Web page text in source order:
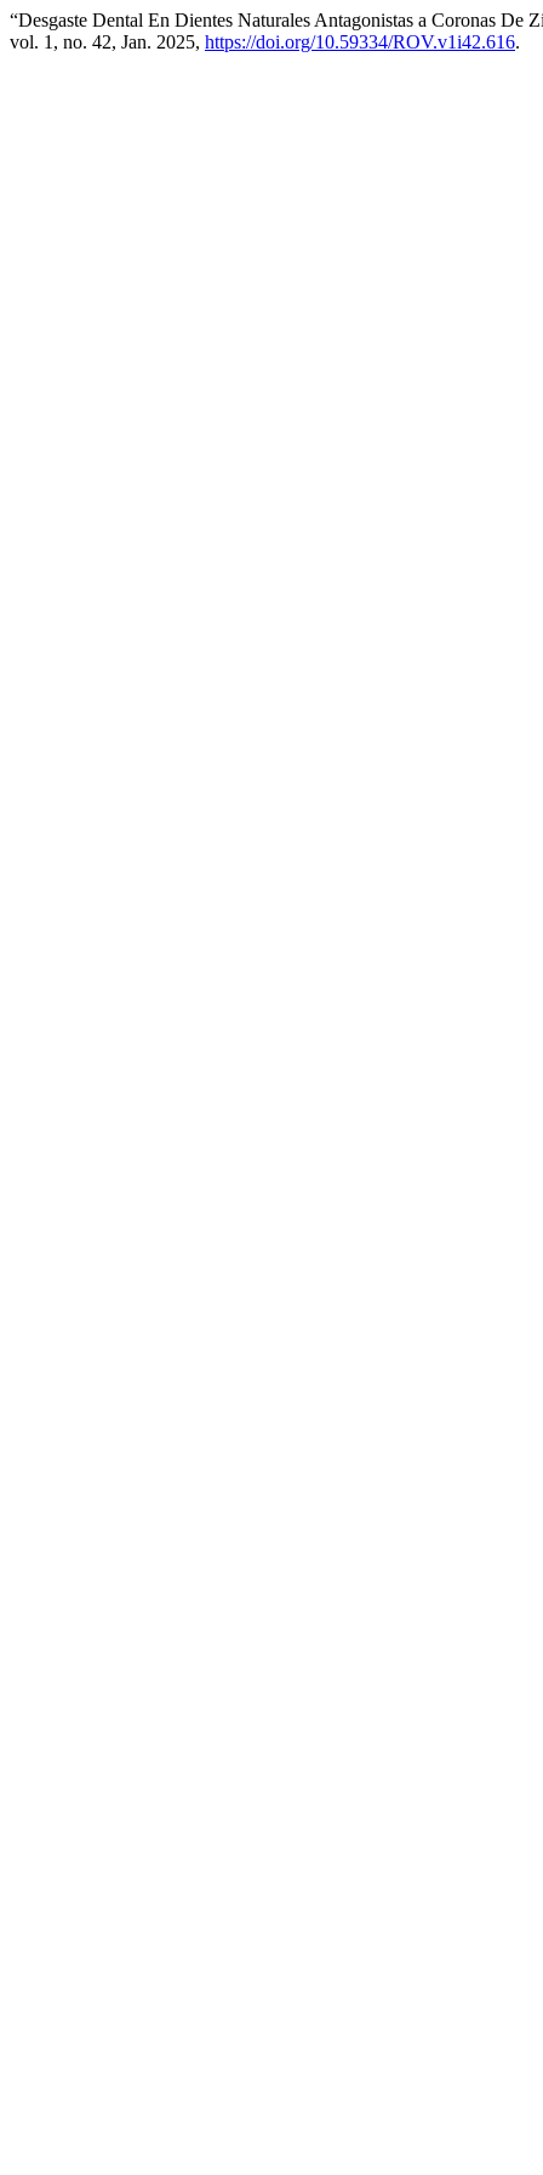
“Desgaste Dental En Dientes Naturales Antagonistas a Coronas
vol. 1, no. 42, Jan. 2025, https://doi.org/10.59334/ROV.v1i42.616.